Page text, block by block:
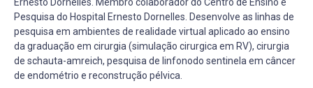
Pesquisa do Hospital Ernesto Dornelles. Desenvolve as linhas de
pesquisa em ambientes de realidade virtual aplicado ao ensino
da graduação em cirurgia (simulação cirurgica em RV), cirurgia
de schauta-amreich, pesquisa de linfonodo sentinela em câncer
de endométrio e reconstrução pélvica.